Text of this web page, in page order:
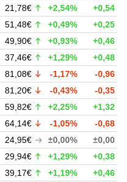
21,78€ +2,54%
+0,54
51,48€ +0,49%
+0,25
49,90€ +0,93%
+0,46
37,46€ +1,29%
+0,48
81,08€ -1,17%
-0,96
81,20€ -0,43%
-0,35
59,82€ +2,25%
+1,32
64,14€ -1,05%
-0,68
24,95€ ±0,00%
±0,00
29,94€ +1,29%
+0,38
39,17€ +1,19%
+0,46